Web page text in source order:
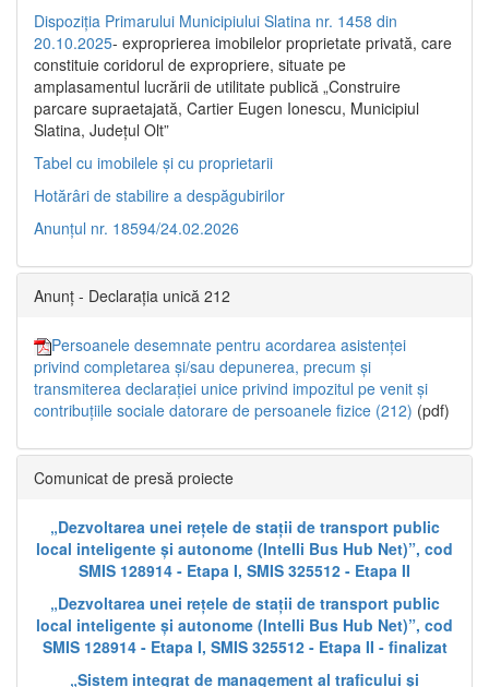
Dispoziția Primarului Municipiului Slatina nr. 1458 din
20.10.2025- exproprierea imobilelor proprietate privată, care
constituie coridorul de expropriere, situate pe
amplasamentul lucrării de utilitate publică „Construire
parcare supraetajată, Cartier Eugen Ionescu, Municipiul
Slatina, Județul Olt”
Tabel cu imobilele și cu proprietarii
Hotărâri de stabilire a despăgubirilor
Anunțul nr. 18594/24.02.2026
Anunț - Declarația unică 212
Persoanele desemnate pentru acordarea asistenței
privind completarea și/sau depunerea, precum și
transmiterea declarației unice privind impozitul pe venit și
contribuțiile sociale datorare de persoanele fizice (212) (pdf)
Comunicat de presă proiecte
„Dezvoltarea unei rețele de stații de transport public
local inteligente și autonome (Intelli Bus Hub Net)”, cod
SMIS 128914 - Etapa I, SMIS 325512 - Etapa II
„Dezvoltarea unei rețele de stații de transport public
local inteligente și autonome (Intelli Bus Hub Net)”, cod
SMIS 128914 - Etapa I, SMIS 325512 - Etapa II - finalizat
„Sistem integrat de management al traficului și